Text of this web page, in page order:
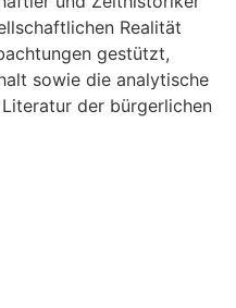
Realität
gestützt,
sowie die analytische
der bürgerlichen